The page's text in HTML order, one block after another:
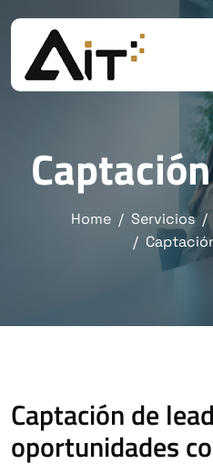
Home Servicios
Captación de
oportunidades